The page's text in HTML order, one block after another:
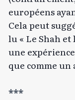
européens
Cela peut
lu « Le Shah
une
que comme un
***